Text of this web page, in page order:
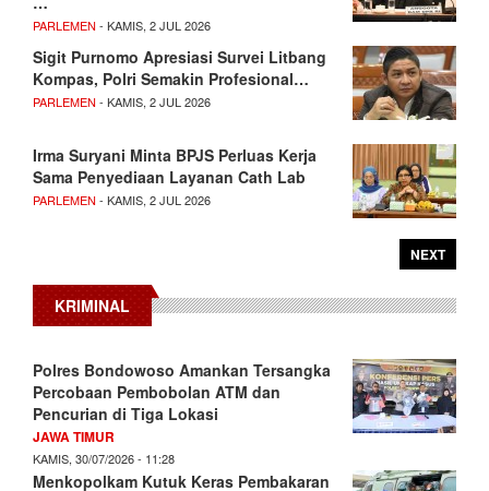
PARLEMEN - KAMIS, 2 JUL 2026
Sigit Purnomo Apresiasi Survei Litbang
Kompas, Polri Semakin Profesional…
PARLEMEN - KAMIS, 2 JUL 2026
Irma Suryani Minta BPJS Perluas Kerja
Sama Penyediaan Layanan Cath Lab
PARLEMEN - KAMIS, 2 JUL 2026
NEXT
KRIMINAL
Polres Bondowoso Amankan Tersangka
Percobaan Pembobolan ATM dan
Pencurian di Tiga Lokasi
JAWA TIMUR
KAMIS, 30/07/2026 - 11:28
Menkopolkam Kutuk Keras Pembakaran